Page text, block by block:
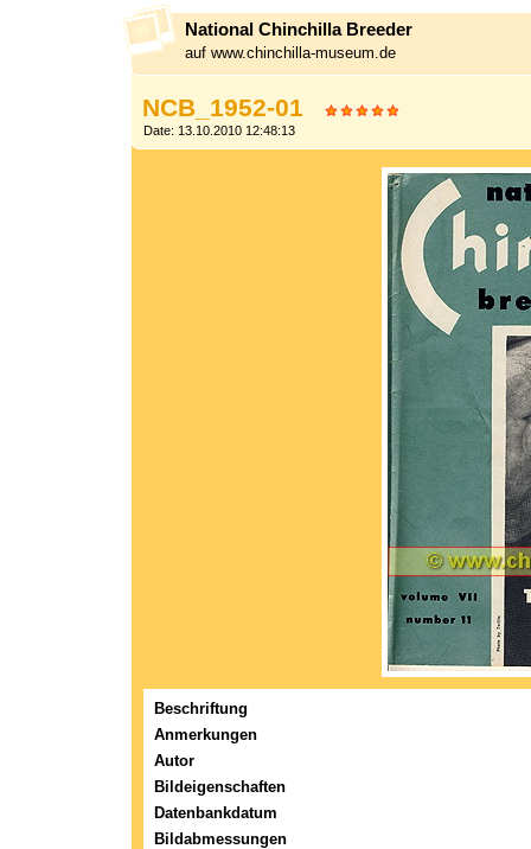
National Chinchilla Breeder
auf www.chinchilla-museum.de
NCB_1952-01
Date: 13.10.2010 12:48:13
Beschriftung
Anmerkungen
Autor
Bildeigenschaften
Datenbankdatum
Bildabmessungen